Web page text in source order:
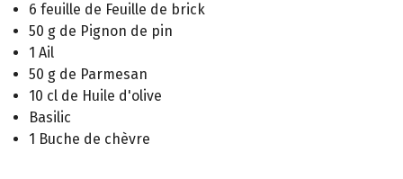
6 feuille de Feuille de brick
50 g de Pignon de pin
1 Ail
50 g de Parmesan
10 cl de Huile d'olive
Basilic
1 Buche de chèvre